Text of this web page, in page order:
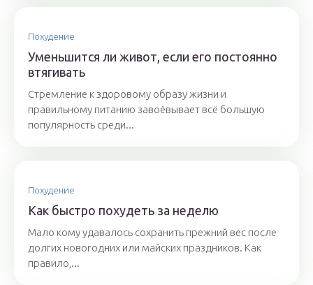
Похудение
Уменьшится ли живот, если его постоянно
втягивать
Стремление к здоровому образу жизни и
правильному питанию завоёвывает всё большую
популярность среди...
Похудение
Как быстро похудеть за неделю
Мало кому удавалось сохранить прежний вес после
долгих новогодних или майских праздников. Как
правило,...